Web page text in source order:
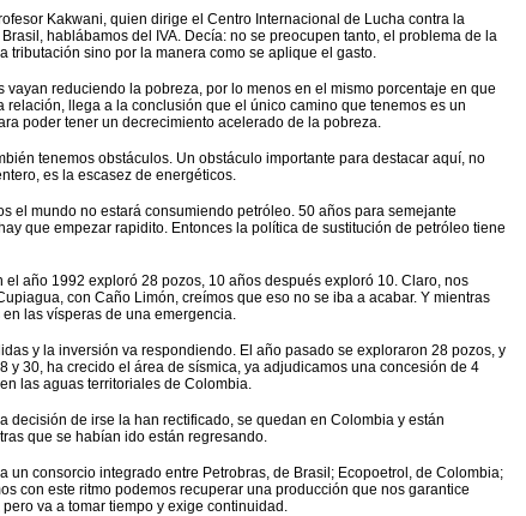
Kakwani, quien dirige el Centro Internacional de Lucha contra la
hablábamos del IVA. Decía: no se preocupen tanto, el problema de la
tributación sino por la manera como se aplique el gasto.
vayan reduciendo la pobreza, por lo menos en el mismo porcentaje en que
relación, llega a la conclusión que el único camino que tenemos es un
poder tener un decrecimiento acelerado de la pobreza.
tenemos obstáculos. Un obstáculo importante para destacar aquí, no
es la escasez de energéticos.
el mundo no estará consumiendo petróleo. 50 años para semejante
que empezar rapidito. Entonces la política de sustitución de petróleo tiene
año 1992 exploró 28 pozos, 10 años después exploró 10. Claro, nos
con Caño Limón, creímos que eso no se iba a acabar. Y mientras
las vísperas de una emergencia.
y la inversión va respondiendo. El año pasado se exploraron 28 pozos, y
y 30, ha crecido el área de sísmica, ya adjudicamos una concesión de 4
las aguas territoriales de Colombia.
decisión de irse la han rectificado, se quedan en Colombia y están
que se habían ido están regresando.
un consorcio integrado entre Petrobras, de Brasil; Ecopoetrol, de Colombia;
con este ritmo podemos recuperar una producción que nos garantice
va a tomar tiempo y exige continuidad.